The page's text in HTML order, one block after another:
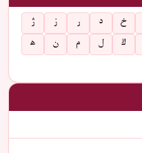
خ د ر ز
ژ
ڭ ل م ن
ھ